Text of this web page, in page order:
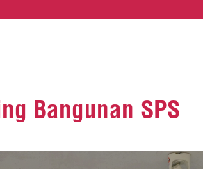
Bangunan SPS